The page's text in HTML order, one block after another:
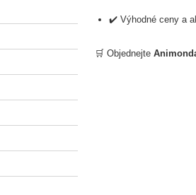
✔️ Výhodné ceny a
🛒 Objednejte